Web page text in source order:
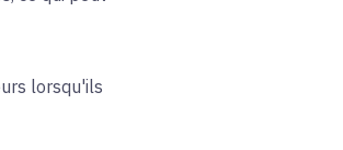
lorsqu'ils